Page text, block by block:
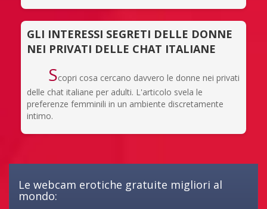
GLI INTERESSI SEGRETI DELLE DONNE
NEI PRIVATI DELLE CHAT ITALIANE
Scopri cosa cercano davvero le donne nei privati
delle chat italiane per adulti. L'articolo svela le
preferenze femminili in un ambiente discretamente
intimo.
Le webcam erotiche gratuite migliori al
mondo: